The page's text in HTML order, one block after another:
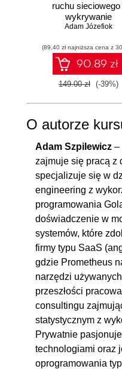
11.2. Biblioteka
12. Zakończenie
12.1. Zakończenie
ruchu sieciowego
wykrywanie
włamań
Adam Józefiok
(89,40 zł najniższa cena z
90.89 zł
149.00 zł (-39%)
O autorze
Adam Szpilewicz –
zajmuje się pracą z
specjalizuje się w
engineering z
programowania
doświadczenie w
systemów, które
firmy typu SaaS
gdzie Prometheus
narzędzi
przeszłości
consultingu
statystycznym z
Prywatnie
technologiami oraz
oprogramowania